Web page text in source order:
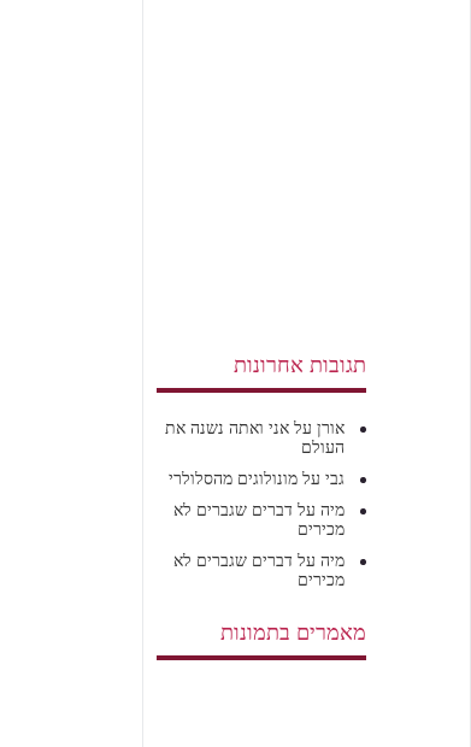
תגובות אחרונות
אורן עלאני ואתה נשנה את
העולם
גבי עלמונולוגים מהסלולרי
מיה על דברים שגברים לא
מכירים
מיה על דברים שגברים לא
מכירים
מאמרים בתמונות